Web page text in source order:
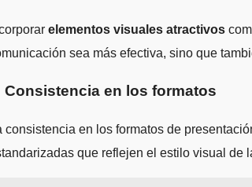
elementos visuales atractivos
sea más efectiva, sino que
Consistencia en los formatos
consistencia en los formatos de
que reflejen el estilo visual de